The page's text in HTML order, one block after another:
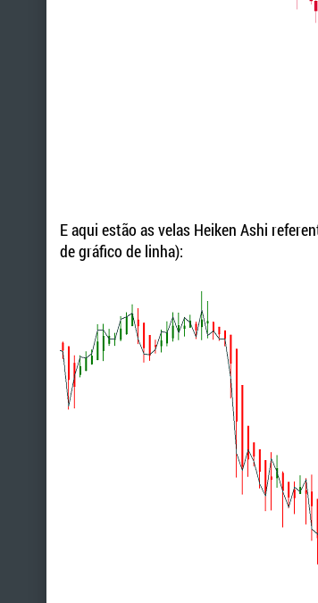
E aqui estão as velas Heiken Ashi
de gráfico de linha):